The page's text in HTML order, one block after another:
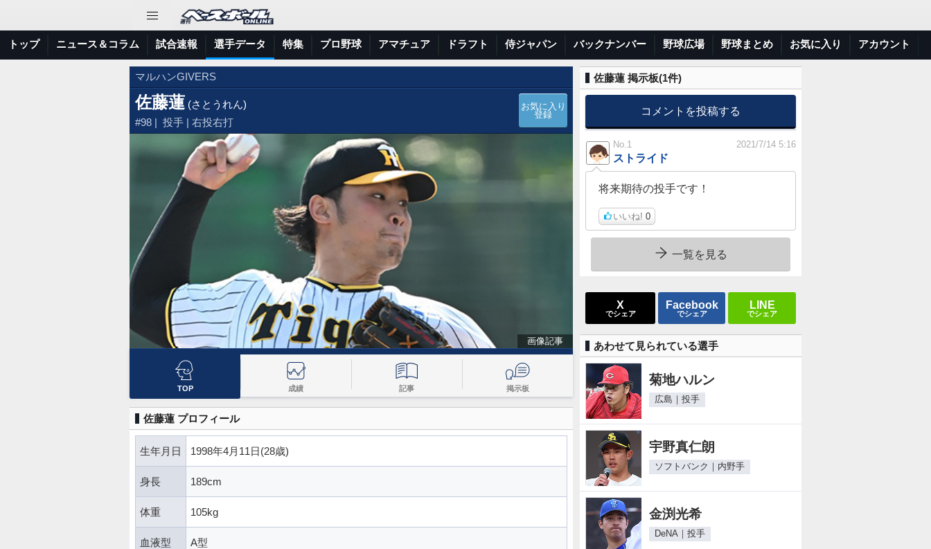
トップ ニュース＆コラム 試合速報 選手データ 特集 プロ野球 アマチュア ドラフト 侍ジャパン バックナンバー 野球広場 野球まとめ お気に入り アカウント
マルハンGIVERS
佐藤蓮 (さとうれん)
#98 | 投手 | 右投右打
お気に入り
登録
画像記事
TOP 成績 記事 掲示板
佐藤蓮 プロフィール
生年月日 1998年4月11日(28歳)
身長 189cm
体重 105kg
血液型 A型
佐藤蓮 掲示板(1件)
コメントを投稿する
No.1 2021/7/14 5:16
ストライド
将来期待の投手です！
いいね! 0
一覧を見る
X
でシェア
Facebook
でシェア
LINE
でシェア
あわせて見られている選手
菊地ハルン
広島｜投手
宇野真仁朗
ソフトバンク｜内野手
金渕光希
DeNA｜投手